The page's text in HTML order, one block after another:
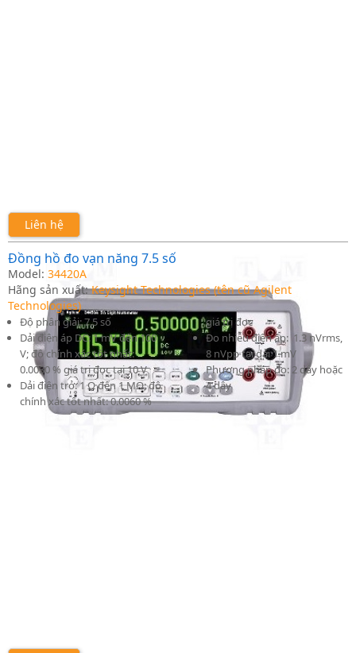
Liên hệ
Đồng hồ đo vạn năng 7.5 số
Model: 34420A
Hãng sản xuất:Keysight Technologies (tên cũ Agilent
Technologies)
Độ phân giải: 7.5 số
Dải điện áp DC: 1 mV đến 100
V; độ chính xác tốt nhất:
0.0030 % giá trị đọc tại 10 V
Dải điện trở: 1 Ω đến 1 MΩ; độ
chính xác tốt nhất: 0.0060 %
giá trị đọc
Đo nhiễu điện áp: 1.3 nVrms,
8 nVpp tại dải 1 mV
Phương pháp đo: 2 dây hoặc
4 dây